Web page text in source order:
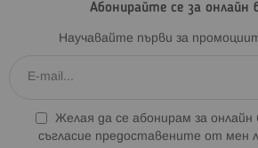
Абонирайте се за онлайн
Научавайте първи за
Желая да се абонирам за
съгласие предоставените от мен